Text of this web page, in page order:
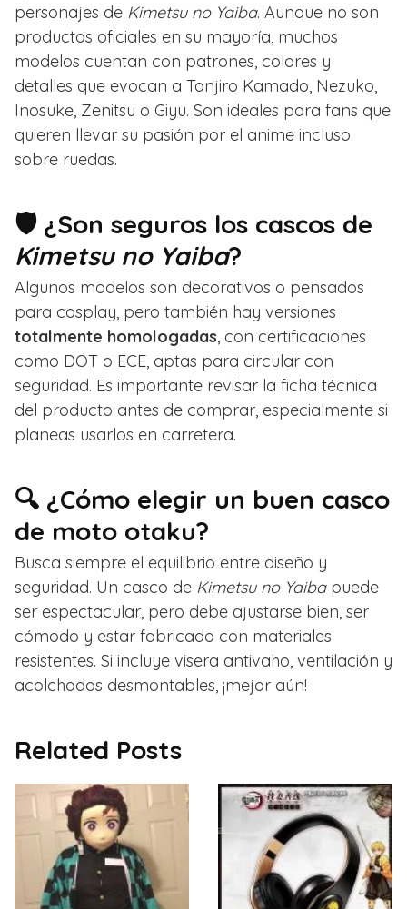
personajes de Kimetsu no Yaiba. Aunque no son
productos oficiales en su mayoría, muchos
modelos cuentan con patrones, colores y
detalles que evocan a Tanjiro Kamado, Nezuko,
Inosuke, Zenitsu o Giyu. Son ideales para fans que
quieren llevar su pasión por el anime incluso
sobre ruedas.
🛡️ ¿Son seguros los cascos de
Kimetsu no Yaiba?
Algunos modelos son decorativos o pensados
para cosplay, pero también hay versiones
totalmente homologadas, con certificaciones
como DOT o ECE, aptas para circular con
seguridad. Es importante revisar la ficha técnica
del producto antes de comprar, especialmente si
planeas usarlos en carretera.
🔍 ¿Cómo elegir un buen casco
de moto otaku?
Busca siempre el equilibrio entre diseño y
seguridad. Un casco de Kimetsu no Yaibapuede
ser espectacular, pero debe ajustarse bien, ser
cómodo y estar fabricado con materiales
resistentes. Si incluye visera antivaho, ventilación y
acolchados desmontables, ¡mejor aún!
Related Posts